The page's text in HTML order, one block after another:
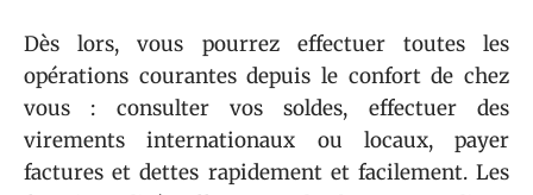
Dès lors, vous pourrez effectuer toutes les
opérations courantes depuis le confort de chez
vous : consulter vos soldes, effectuer des
virements internationaux ou locaux, payer
factures et dettes rapidement et facilement. Les